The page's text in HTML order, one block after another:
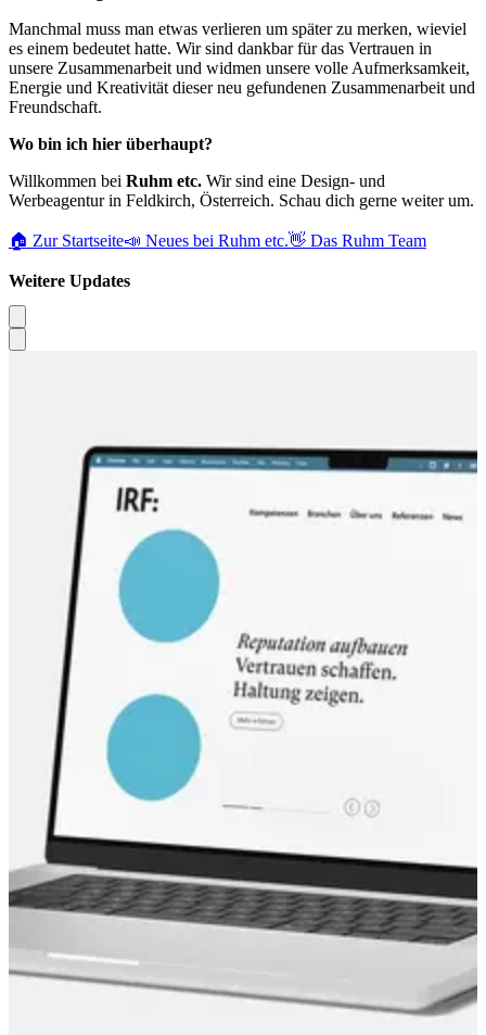
Manchmal muss man etwas verlieren um später zu merken, wieviel
es einem bedeutet hatte. Wir sind dankbar für das Vertrauen in
unsere Zusammenarbeit und widmen unsere volle Aufmerksamkeit,
Energie und Kreativität dieser neu gefundenen Zusammenarbeit und
Freundschaft.
Wo bin ich hier überhaupt?
Willkommen bei Ruhm etc. Wir sind eine Design- und
Werbeagentur in Feldkirch, Österreich. Schau dich gerne weiter um.
🏠 Zur Startseite📣 Neues bei Ruhm etc.👋 Das Ruhm Team
Weitere Updates